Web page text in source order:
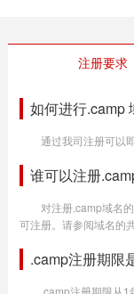
注册要求
如何进行.camp
通过我司注册可以
谁可以注册
对注册.camp域名
可注册。请参阅域名的
.camp注册期限
.camp注册期限从1